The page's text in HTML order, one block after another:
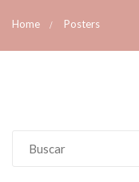
Home Posters